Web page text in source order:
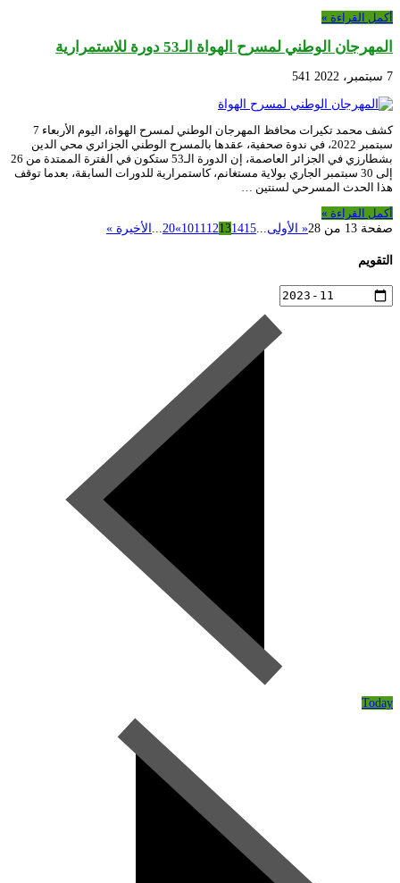
أكمل القراءة »
المهرجان الوطني لمسرح الهواة الـ53 دورة للاستمرارية
7 سبتمبر، 2022 541
كشف محمد تكيرات محافظ المهرجان الوطني لمسرح الهواة، اليوم الأربعاء 7
سبتمبر 2022، في ندوة صحفية، عقدها بالمسرح الوطني الجزائري محي الدين
بشطارزي في الجزائر العاصمة، إن الدورة الـ53 ستكون في الفترة الممتدة من 26
إلى 30 سبتمبر الجاري بولاية مستغانم، كاستمرارية للدورات السابقة، بعدما توقف
هذا الحدث المسرحي لسنتين …
أكمل القراءة »
صفحة 13 من 28
« الأولى...
101112131415
»
20
... الأخيرة »
التقويم
Today